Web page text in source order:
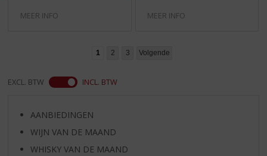
MEER INFO MEER INFO
1 2 3 Volgende
EXCL. BTW INCL. BTW
AANBIEDINGEN
WIJN VAN DE MAAND
WHISKY VAN DE MAAND